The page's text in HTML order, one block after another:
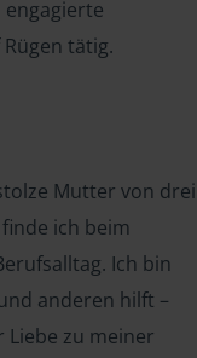
engagierte
tätig.
Mutter von drei
ich beim
Ich bin
anderen hilft –
Liebe zu meiner